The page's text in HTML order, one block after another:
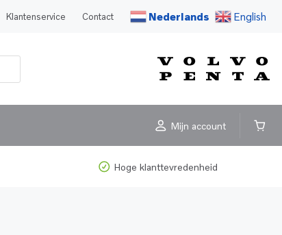
Klantenservice Contact Nederlands English
Mijn account
Hoge klanttevredenheid